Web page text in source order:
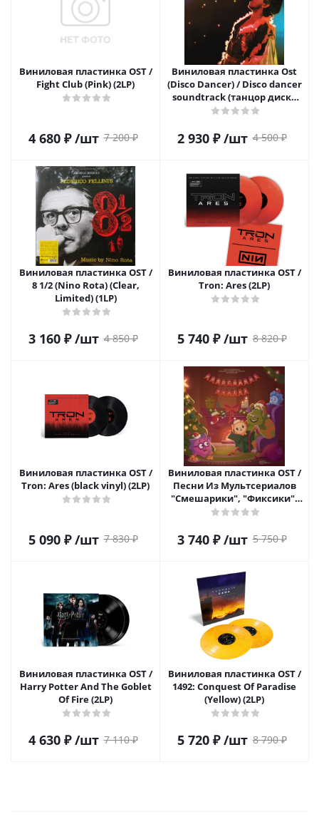
Виниловая пластинка OST /
Fight Club (Pink) (2LP)
4 680₽ /шт 7 200₽
Виниловая пластинка Ost
(Disco Dancer) / Disco dancer
soundtrack (танцор диско
'82) (lp)
2 930₽ /шт 4 500₽
Виниловая пластинка OST /
8 1/2 (Nino Rota) (Clear,
Limited) (1LP)
3 160₽ /шт 4 850₽
Виниловая пластинка OST /
Tron: Ares (2LP)
5 740₽ /шт 8 820₽
Виниловая пластинка OST /
Tron: Ares (black vinyl) (2LP)
5 090₽ /шт 7 830₽
Виниловая пластинка OST /
Песни Из Мультсериалов
"Смешарики", "Фиксики",
"Малышарики", "Детектив
Чудеса (1LP)
3 740₽ /шт 5 750₽
Виниловая пластинка OST /
Harry Potter And The Goblet
Of Fire (2LP)
4 630₽ /шт 7 110₽
Виниловая пластинка OST /
1492: Conquest Of Paradise
(Yellow) (2LP)
5 720₽ /шт 8 790₽